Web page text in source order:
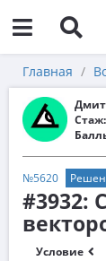
Главная
Стаж:
№5620
#3932:
Условие